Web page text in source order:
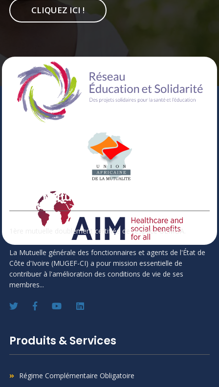
CLIQUEZ ICI !
Votre Mutuelle
1ère mutuelle doublement certifiée de l'espace UEMOA.
La Mutuelle générale des fonctionnaires et agents de l'État de
Côte d'Ivoire (MUGEF-CI) a pour mission essentielle de
contribuer à l'amélioration des conditions de vie de ses
membres...
Produits & Services
Régime Complémentaire Obligatoire